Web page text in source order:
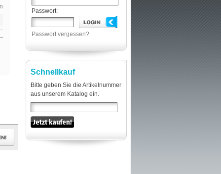
Passwort:
Passwort vergessen?
Schnellkauf
Bitte geben Sie die Artikelnummer
aus unserem Katalog ein.